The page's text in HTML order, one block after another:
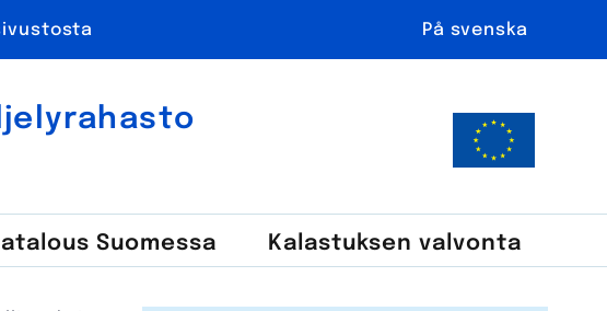
På svenska
Suomessa Kalastuksen valvonta